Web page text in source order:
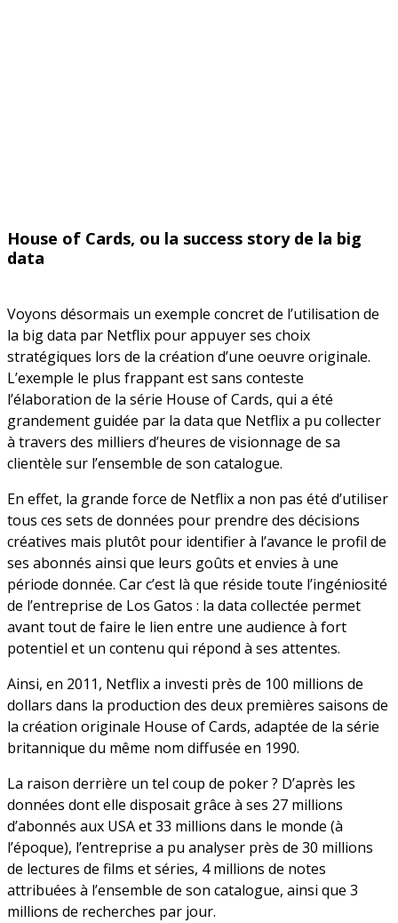
House of Cards, ou la success story de la big
data
Voyons désormais un exemple concret de l’utilisation de
la big data par Netflix pour appuyer ses choix
stratégiques lors de la création d’une oeuvre originale.
L’exemple le plus frappant est sans conteste
l’élaboration de la série House of Cards, qui a été
grandement guidée par la data que Netflix a pu collecter
à travers des milliers d’heures de visionnage de sa
clientèle sur l’ensemble de son catalogue.
En effet, la grande force de Netflix a non pas été d’utiliser
tous ces sets de données pour prendre des décisions
créatives mais plutôt pour identifier à l’avance le profil de
ses abonnés ainsi que leurs goûts et envies à une
période donnée. Car c’est là que réside toute l’ingéniosité
de l’entreprise de Los Gatos : la data collectée permet
avant tout de faire le lien entre une audience à fort
potentiel et un contenu qui répond à ses attentes.
Ainsi, en 2011, Netflix a investi près de 100 millions de
dollars dans la production des deux premières saisons de
la création originale House of Cards, adaptée de la série
britannique du même nom diffusée en 1990.
La raison derrière un tel coup de poker ? D’après les
données dont elle disposait grâce à ses 27 millions
d’abonnés aux USA et 33 millions dans le monde (à
l’époque), l’entreprise a pu analyser près de 30 millions
de lectures de films et séries, 4 millions de notes
attribuées à l’ensemble de son catalogue, ainsi que 3
millions de recherches par jour.